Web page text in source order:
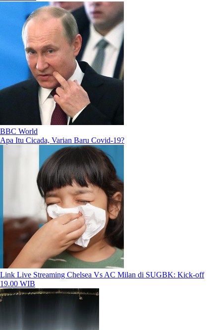
BBC World
Apa Itu Cicada, Varian Baru Covid-19?
Link Live Streaming Chelsea Vs AC Milan di SUGBK: Kick-off
19.00 WIB